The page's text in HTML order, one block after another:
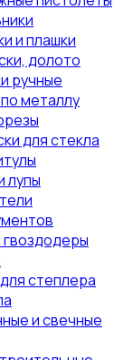
и плашки
долото
ручные
металлу
для стекла
лупы
степлера
и свечные